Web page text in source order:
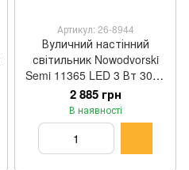
Артикул: 26-8944
Вуличний настінний
світильник Nowodvorski
Semi 11365 LED 3 Вт 3000
K латунний 11 × 9 × 3 см
2 885 грн
В наявності